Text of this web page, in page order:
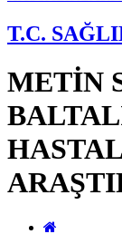
T.C.
METİN